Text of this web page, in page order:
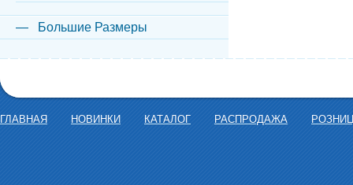
Большие Размеры
ГЛАВНАЯ НОВИНКИ КАТАЛОГ РАСПРОДАЖА